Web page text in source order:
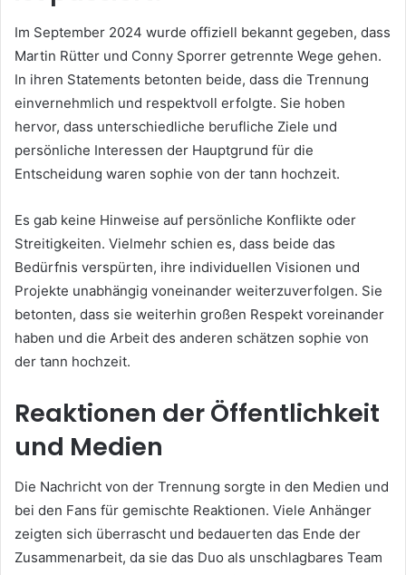
Im September 2024 wurde offiziell bekannt gegeben, dass
Martin Rütter und Conny Sporrer getrennte Wege gehen.
In ihren Statements betonten beide, dass die Trennung
einvernehmlich und respektvoll erfolgte. Sie hoben
hervor, dass unterschiedliche berufliche Ziele und
persönliche Interessen der Hauptgrund für die
Entscheidung waren sophie von der tann hochzeit.
Es gab keine Hinweise auf persönliche Konflikte oder
Streitigkeiten. Vielmehr schien es, dass beide das
Bedürfnis verspürten, ihre individuellen Visionen und
Projekte unabhängig voneinander weiterzuverfolgen. Sie
betonten, dass sie weiterhin großen Respekt voreinander
haben und die Arbeit des anderen schätzen sophie von
der tann hochzeit.
Reaktionen der Öffentlichkeit
und Medien
Die Nachricht von der Trennung sorgte in den Medien und
bei den Fans für gemischte Reaktionen. Viele Anhänger
zeigten sich überrascht und bedauerten das Ende der
Zusammenarbeit, da sie das Duo als unschlagbares Team